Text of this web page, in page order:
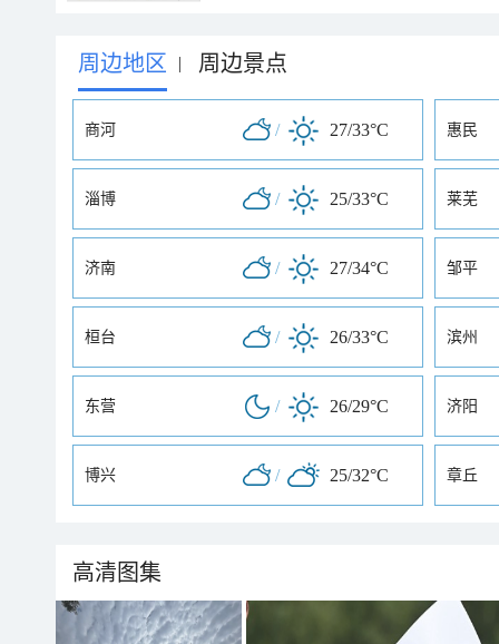
周边地区 | 周边景点
商河 / 27/33°C 惠民
淄博 / 25/33°C 莱芜
济南 / 27/34°C 邹平
桓台 / 26/33°C 滨州
东营 / 26/29°C 济阳
博兴 / 25/32°C 章丘
高清图集